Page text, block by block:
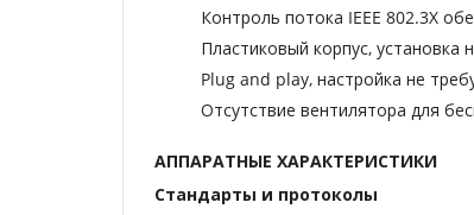
Контроль потока IEEE 802.3X
Пластиковый корпус, установка
Plug and play, настройка не
Отсутствие вентилятора для
АППАРАТНЫЕ ХАРАКТЕРИСТИКИ
Стандарты и протоколы